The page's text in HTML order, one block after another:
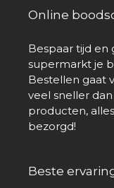
Online
Bespaar tijd en
supermarkt je
Bestellen gaat
veel sneller
producten,
bezorgd!
Beste